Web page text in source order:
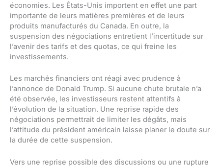
économies. Les États-Unis importent en effet une part
importante de leurs matières premières et de leurs
produits manufacturés du Canada. En outre, la
suspension des négociations entretient l’incertitude sur
l’avenir des tarifs et des quotas, ce qui freine les
investissements.
Les marchés financiers ont réagi avec prudence à
l’annonce de Donald Trump. Si aucune chute brutale n’a
été observée, les investisseurs restent attentifs à
l’évolution de la situation. Une reprise rapide des
négociations permettrait de limiter les dégâts, mais
l’attitude du président américain laisse planer le doute sur
la durée de cette suspension.
Vers une reprise possible des discussions ou une rupture